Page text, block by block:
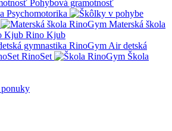
Pohybová gramotnosť
Psychomotorika
Materská škola
Rino Kjub
RinoGym Air detská
RinoSet
Škola